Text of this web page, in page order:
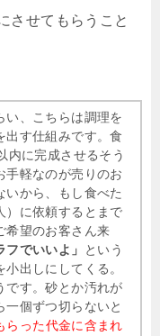
させてもらうこと
い、こちらは調理を
出す仕組みです。食
内に完成させるそう
手軽なのが売りのお
いから、もし食べた
）に依頼するとまで
希望のお客さん来
フでいいよ」
という
出しにしてくる。
です。砂とか汚れが
個ずつ切らないと
らった代金に含まれ